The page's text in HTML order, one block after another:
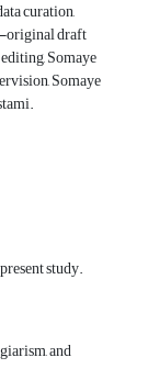
curation,
draft
Somaye
Somaye
study.
and